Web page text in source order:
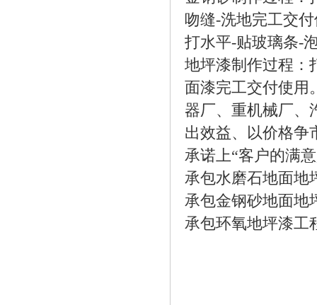
吻缝-洗地完工交
打水平-贴玻璃条-
地坪漆制作过程：
面漆完工交付使用
器厂、重机械厂
出效益、以价格争
承诺上“客户的满
承包水磨石地面地
承包金钢砂地面地
承包环氧地坪漆工